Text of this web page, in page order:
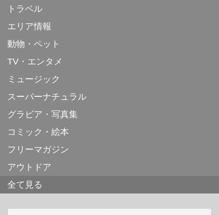
トラベル
エリア情報
動物・ペット
TV・エンタメ
ミュージック
スーパーナチュラル
グラビア・写真集
コミック・絵本
フリーマガジン
アウトドア
全て見る